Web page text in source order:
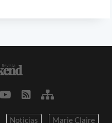
Noticias Marie Claire